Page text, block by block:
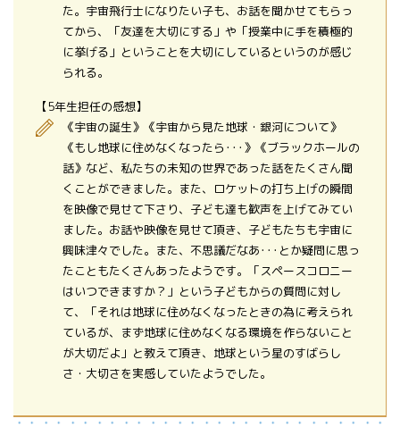
た。宇宙飛行士になりたい子も、お話を聞かせてもらっ
てから、「友達を大切にする」や「授業中に手を積極的
に挙げる」ということを大切にしているというのが感じ
られる。
【5年生担任の感想】
《宇宙の誕生》《宇宙から見た地球・銀河について》
《もし地球に住めなくなったら･･･》《ブラックホールの
話》など、私たちの未知の世界であった話をたくさん聞
くことができました。また、ロケットの打ち上げの瞬間
を映像で見せて下さり、子ども達も歓声を上げてみてい
ました。お話や映像を見せて頂き、子どもたちも宇宙に
興味津々でした。また、不思議だなあ･･･とか疑問に思っ
たこともたくさんあったようです。「スペースコロニー
はいつできますか？」という子どもからの質問に対し
て、「それは地球に住めなくなったときの為に考えられ
ているが、まず地球に住めなくなる環境を作らないこと
が大切だよ」と教えて頂き、地球という星のすばらし
さ・大切さを実感していたようでした。